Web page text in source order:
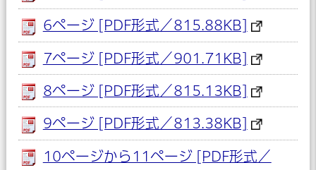
6ページ [PDF形式／815.88KB]
7ページ [PDF形式／901.71KB]
8ページ [PDF形式／815.13KB]
9ページ [PDF形式／813.38KB]
10ページから11ページ [PDF形式／